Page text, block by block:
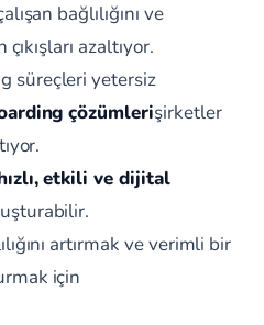
bağlılığını ve
azaltıyor.
süreçleri yetersiz
çözümlerişirketler
etkili ve dijital
artırmak ve verimli bir
için